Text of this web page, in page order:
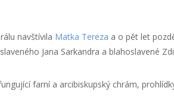
navštívila Matka Tereza a o pět let
Jana Sarkandra a blahoslavené
farní a arcibiskupský chrám,